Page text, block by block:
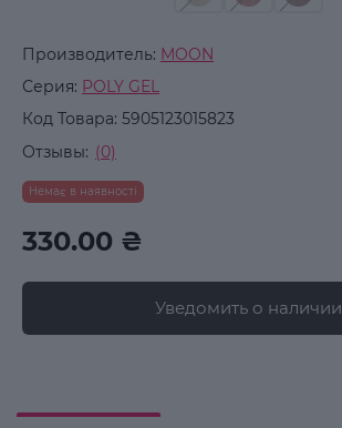
Производитель: MOON
Серия: POLY GEL
Код Товара: 5905123015823
Отзывы: (0)
Немає в наявності
330.00 ₴
Уведомить о наличии